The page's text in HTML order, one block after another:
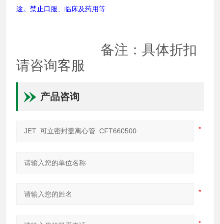
途。禁止口服、临床及药用等
备注：具体折扣
请咨询客服
产品咨询